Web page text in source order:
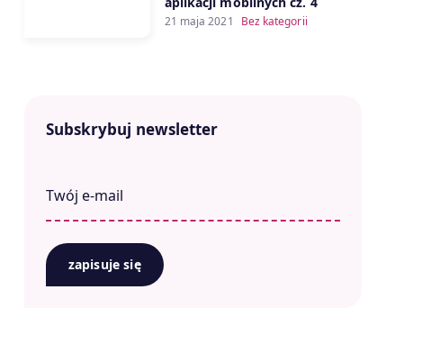
21 maja 2021 Bez kategorii
Subskrybuj newsletter
zapisuje się